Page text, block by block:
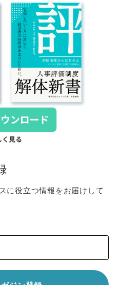
に役立つ情報をお届けして